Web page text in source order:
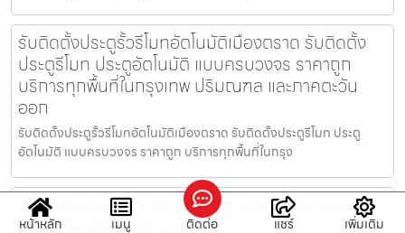
รับติดตั้งประตูรั้วรีโมทอัตโนมัติเมืองตราด รับติดตั้ง
ประตูรีโมท ประตูอัตโนมัติ แบบครบวงจร ราคาถูก
บริการทุกพื้นที่ในกรุงเทพ ปริมณฑล และภาคตะวัน
ออก
รับติดตั้งประตูรั้วรีโมทอัตโนมัติเมืองตราด รับติดตั้งประตูรีโมท ประตู
อัตโนมัติ แบบครบวงจร ราคาถูก บริการทุกพื้นที่ในกรุง
รับติดตั้งประตูรีโมทธัญบุรี บริการรับติดตั้ง ประตูรั้ว
รีโมท ประตูอัตโนมัติ ราคาถูก
หน้าหลัก เมนู ติดต่อ แชร์ เพิ่มเติม